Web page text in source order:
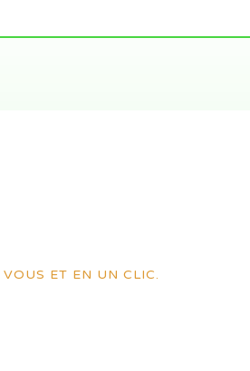
ET EN UN CLIC.